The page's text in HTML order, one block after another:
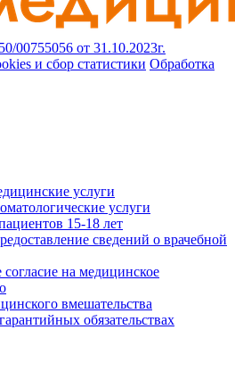
00755056 от 31.10.2023г.
и сбор статистики Обработка
услуги
услуги
15-18 лет
сведений о врачебной
на медицинское
вмешательства
обязательствах